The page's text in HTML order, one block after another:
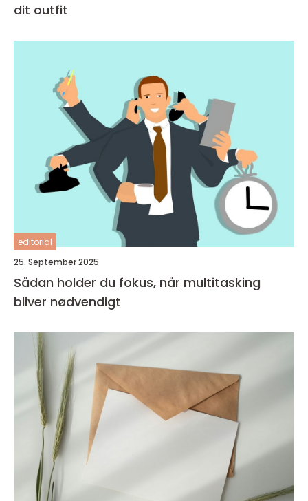
dit outfit
editorial
25. September 2025
Sådan holder du fokus, når multitasking
bliver nødvendigt